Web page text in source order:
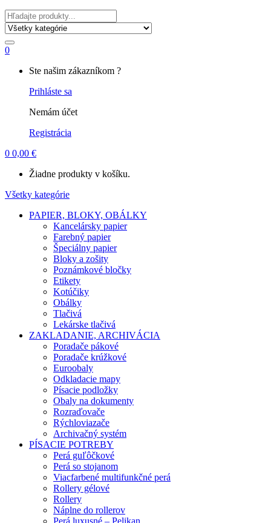
Hľadať
0
Ste našim zákazníkom ?
Prihláste sa
Nemám účet
Registrácia
0 0,00 €
Žiadne produkty v košíku.
Všetky kategórie
PAPIER, BLOKY, OBÁLKY
Kancelársky papier
Farebný papier
Špeciálny papier
Bloky a zošity
Poznámkové bločky
Etikety
Kotúčiky
Obálky
Tlačivá
Lekárske tlačivá
ZAKLADANIE, ARCHIVÁCIA
Poradače pákové
Poradače krúžkové
Euroobaly
Odkladacie mapy
Písacie podložky
Obaly na dokumenty
Rozraďovače
Rýchloviazače
Archivačný systém
PÍSACIE POTREBY
Perá guľôčkové
Perá so stojanom
Viacfarbené multifunkčné perá
Rollery gélové
Rollery
Náplne do rollerov
Perá luxusné – Pelikan